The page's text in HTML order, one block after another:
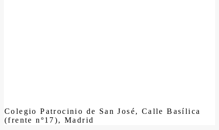
Colegio Patrocinio de San José, Calle Basílica
(frente nº17), Madrid